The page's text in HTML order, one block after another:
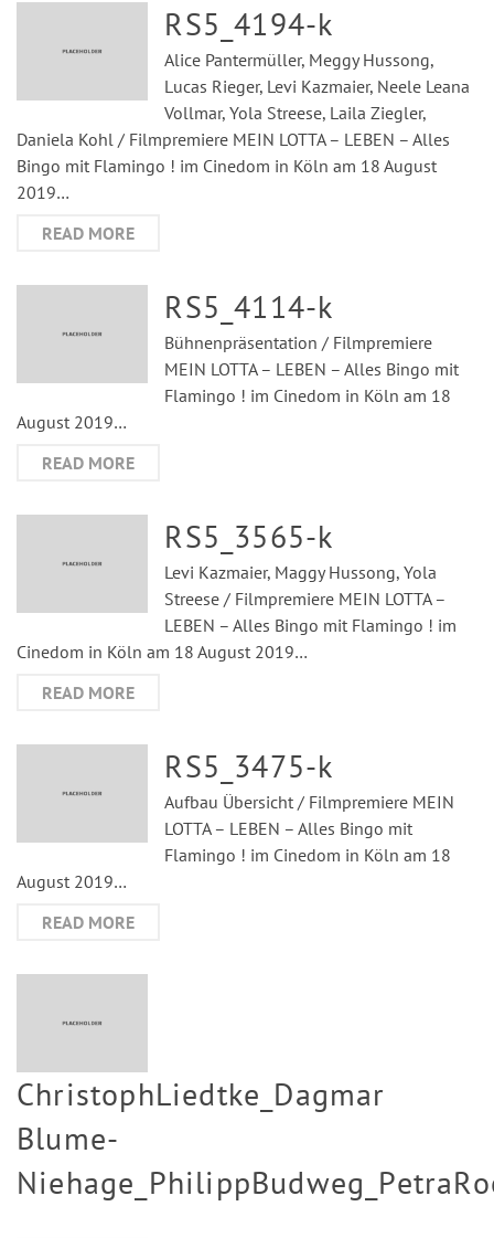
RS5_4194-k
Alice Pantermüller, Meggy Hussong,
Lucas Rieger, Levi Kazmaier, Neele Leana
Vollmar, Yola Streese, Laila Ziegler,
Daniela Kohl / Filmpremiere MEIN LOTTA – LEBEN – Alles
Bingo mit Flamingo ! im Cinedom in Köln am 18 August
2019…
READ MORE
RS5_4114-k
Bühnenpräsentation / Filmpremiere
MEIN LOTTA – LEBEN – Alles Bingo mit
Flamingo ! im Cinedom in Köln am 18
August 2019…
READ MORE
RS5_3565-k
Levi Kazmaier, Maggy Hussong, Yola
Streese / Filmpremiere MEIN LOTTA –
LEBEN – Alles Bingo mit Flamingo ! im
Cinedom in Köln am 18 August 2019…
READ MORE
RS5_3475-k
Aufbau Übersicht / Filmpremiere MEIN
LOTTA – LEBEN – Alles Bingo mit
Flamingo ! im Cinedom in Köln am 18
August 2019…
READ MORE
ChristophLiedtke_Dagmar
Blume-